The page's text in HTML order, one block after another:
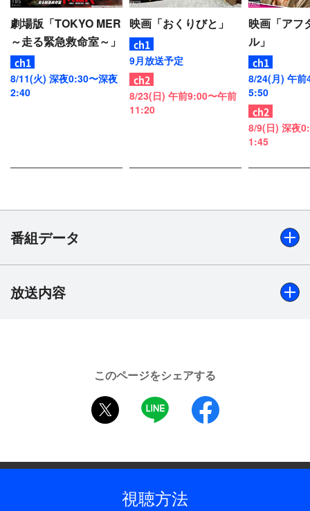
込み、恋はどんどん加速していく。はたしてこの恋
のゆくえは…？
【本編：113分】
劇場版「TOKYO MER
～走る緊急救命室～」
8/11(火) 深夜0:30〜深夜
2:40
映画「おくりびと」
9月放送予定
8/23(日) 午前9:00〜午前
11:20
映画「アフ
ル」
8/24(月) 午
5:50
8/9(日) 深夜
1:45
番組データ
出演
南波あつこ「青夏 Ao-Natsu」（講談社「別冊フレンド」
放送内容
このページをシェアする
twitter
LINE
視聴方法